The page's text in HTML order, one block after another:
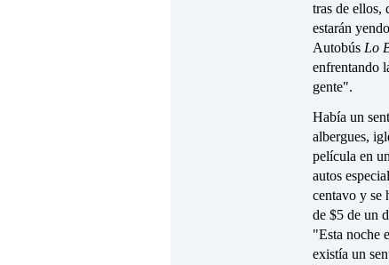
tras de ellos,
estarán
Autobús Lo
enfrentando
gente".
Había un
albergues,
película en
autos
centavo y se
de $5 de un
"Esta noche
existía un